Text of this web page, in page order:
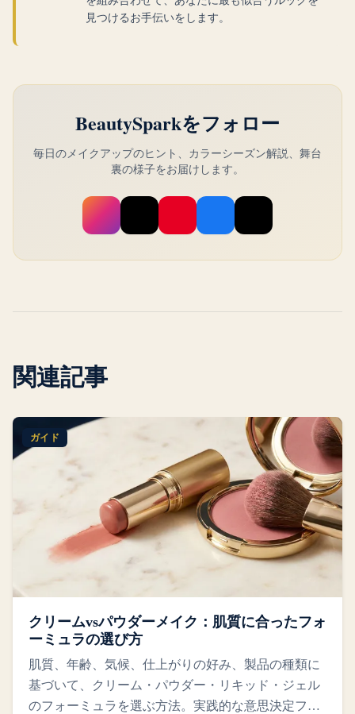
見つけるお手伝いをします。
BeautySparkをフォロー
毎日のメイクアップのヒント、カラーシーズン解説、舞台
裏の様子をお届けします。
関連記事
ガイド
クリームvsパウダーメイク：肌質に合ったフォ
ーミュラの選び方
肌質、年齢、気候、仕上がりの好み、製品の種類に
基づいて、クリーム・パウダー・リキッド・ジェル
のフォーミュラを選ぶ方法。実践的な意思決定フレ